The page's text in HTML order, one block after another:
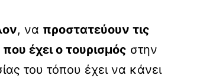
, να προστατεύουν τις
έχει ο τουρισμός στην
του τόπου έχει να κάνει